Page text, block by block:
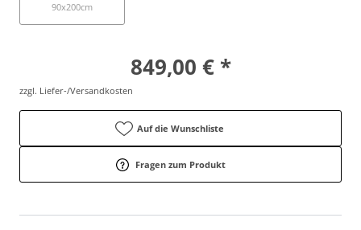
90x200cm
849,00 € *
zzgl. Liefer-/Versandkosten
Auf die Wunschliste
Fragen zum Produkt